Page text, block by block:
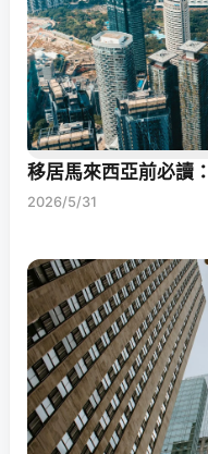
移居馬來西亞前必讀
2026/5/31